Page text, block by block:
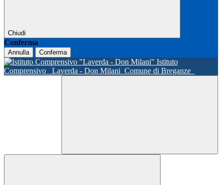
Chiudi
Conferma
Annulla Conferma
Istituto
Comprensivo
Laverda - Don Milani Comune di Breganze